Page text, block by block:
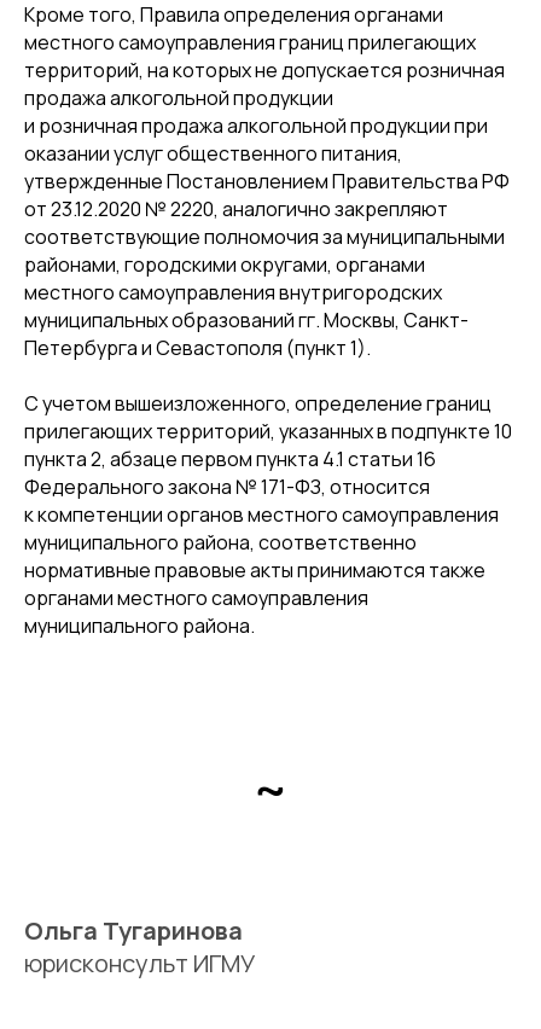
Кроме того, Правила определения органами
местного самоуправления границ прилегающих
территорий, на которых не допускается розничная
продажа алкогольной продукции
и розничная продажа алкогольной продукции при
оказании услуг общественного питания,
утвержденные Постановлением Правительства РФ
от 23.12.2020 № 2220, аналогично закрепляют
соответствующие полномочия за муниципальными
районами, городскими округами, органами
местного самоуправления внутригородских
муниципальных образований гг. Москвы, Санкт-
Петербурга и Севастополя (пункт 1).
С учетом вышеизложенного, определение границ
прилегающих территорий, указанных в подпункте 10
пункта 2, абзаце первом пункта 4.1 статьи 16
Федерального закона № 171-ФЗ, относится
к компетенции органов местного самоуправления
муниципального района, соответственно
нормативные правовые акты принимаются также
органами местного самоуправления
муниципального района.
~
Ольга Тугаринова
юрисконсульт ИГМУ